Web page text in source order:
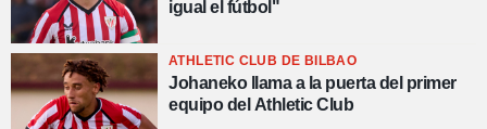
igual el fútbol"
ATHLETIC CLUB DE BILBAO
Johaneko llama a la puerta del primer
equipo del Athletic Club